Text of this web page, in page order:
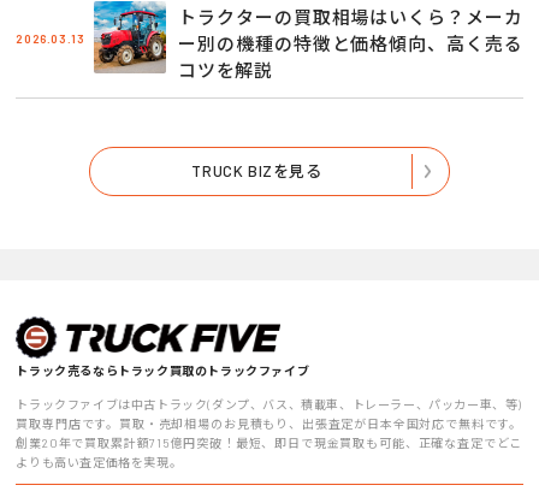
2026.03.13
トラクターの買取相場はいくら？メーカ
ー別の機種の特徴と価格傾向、高く売る
コツを解説
TRUCK BIZを見る
トラック売るならトラック買取のトラックファイブ
トラックファイブは中古トラック(ダンプ、バス、積載車、トレーラー、パッカー車、等)
買取専門店です。買取・売却相場のお見積もり、出張査定が日本全国対応で無料です。
創業20年で買取累計額715億円突破！最短、即日で現金買取も可能、正確な査定でどこ
よりも高い査定価格を実現。